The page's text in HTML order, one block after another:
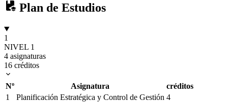
Plan de Estudios
1
NIVEL 1
4 asignaturas
16 créditos
Nº Asignatura
créditos
1
Planificación Estratégica y Control de Gestión 4